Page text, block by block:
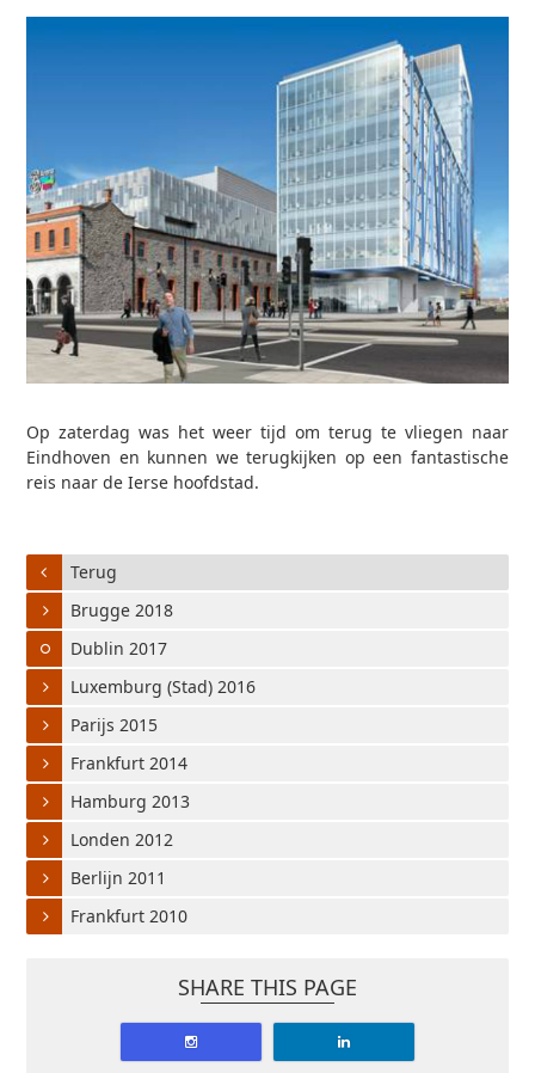
Op zaterdag was het weer tijd om terug te vliegen naar
Eindhoven en kunnen we terugkijken op een fantastische
reis naar de Ierse hoofdstad.
Terug
Brugge 2018
Dublin 2017
Luxemburg (Stad) 2016
Parijs 2015
Frankfurt 2014
Hamburg 2013
Londen 2012
Berlijn 2011
Frankfurt 2010
SHARE THIS PAGE